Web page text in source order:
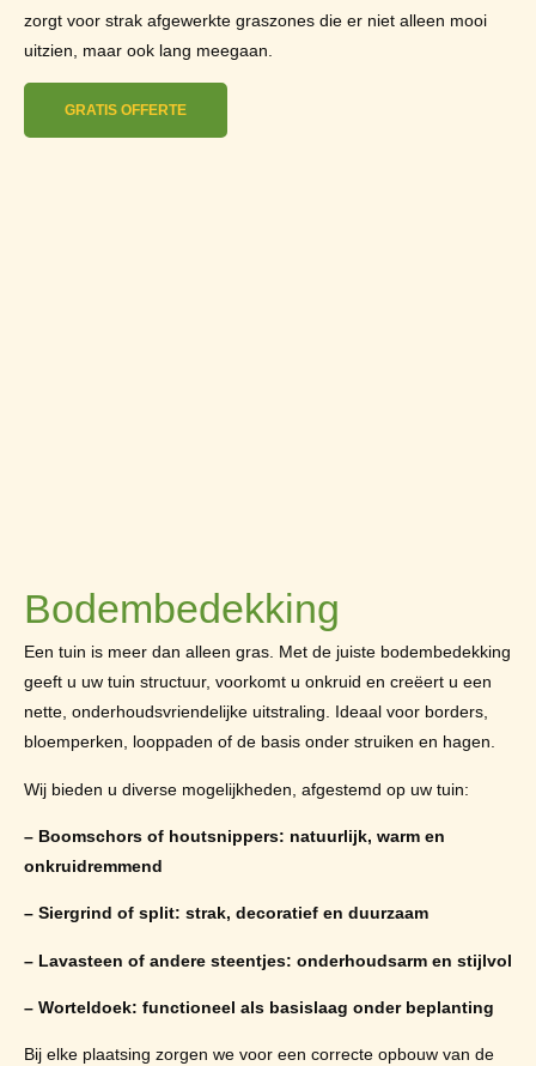
zorgt voor strak afgewerkte graszones die er niet alleen mooi
uitzien, maar ook lang meegaan.
GRATIS OFFERTE
Bodembedekking
Een tuin is meer dan alleen gras. Met de juiste bodembedekking
geeft u uw tuin structuur, voorkomt u onkruid en creëert u een
nette, onderhoudsvriendelijke uitstraling. Ideaal voor borders,
bloemperken, looppaden of de basis onder struiken en hagen.
Wij bieden u diverse mogelijkheden, afgestemd op uw tuin:
– Boomschors of houtsnippers: natuurlijk, warm en
onkruidremmend
– Siergrind of split: strak, decoratief en duurzaam
– Lavasteen of andere steentjes: onderhoudsarm en stijlvol
– Worteldoek: functioneel als basislaag onder beplanting
Bij elke plaatsing zorgen we voor een correcte opbouw van de